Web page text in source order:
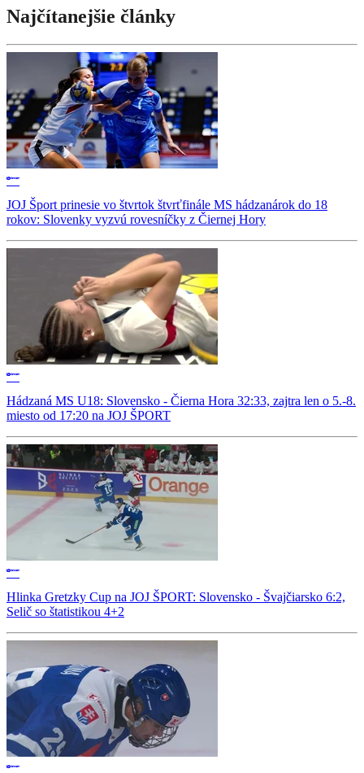
Najčítanejšie články
JOJ Šport prinesie vo štvrtok štvrťfinále MS hádzanárok do 18
rokov: Slovenky vyzvú rovesníčky z Čiernej Hory
Hádzaná MS U18: Slovensko - Čierna Hora 32:33, zajtra len o 5.-8.
miesto od 17:20 na JOJ ŠPORT
Hlinka Gretzky Cup na JOJ ŠPORT: Slovensko - Švajčiarsko 6:2,
Selič so štatistikou 4+2